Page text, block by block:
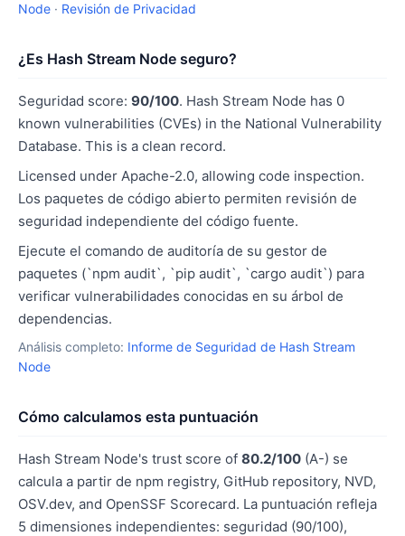
Node · Revisión de Privacidad
¿Es Hash Stream Node seguro?
Seguridad score: 90/100. Hash Stream Node has 0
known vulnerabilities (CVEs) in the National Vulnerability
Database. This is a clean record.
Licensed under Apache-2.0, allowing code inspection.
Los paquetes de código abierto permiten revisión de
seguridad independiente del código fuente.
Ejecute el comando de auditoría de su gestor de
paquetes (`npm audit`, `pip audit`, `cargo audit`) para
verificar vulnerabilidades conocidas en su árbol de
dependencias.
Análisis completo: Informe de Seguridad de Hash Stream
Node
Cómo calculamos esta puntuación
Hash Stream Node's trust score of 80.2/100 (A-) se
calcula a partir de npm registry, GitHub repository, NVD,
OSV.dev, and OpenSSF Scorecard. La puntuación refleja
5 dimensiones independientes: seguridad (90/100),